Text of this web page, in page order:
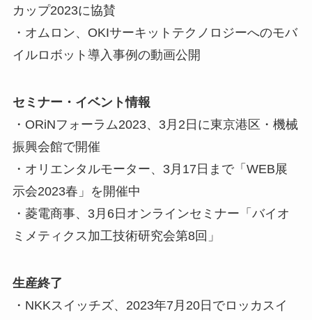
カップ2023に協賛
・オムロン、OKIサーキットテクノロジーへのモバ
イルロボット導入事例の動画公開
セミナー・イベント情報
・ORiNフォーラム2023、3月2日に東京港区・機械
振興会館で開催
・オリエンタルモーター、3月17日まで「WEB展
示会2023春」を開催中
・菱電商事、3月6日オンラインセミナー「バイオ
ミメティクス加工技術研究会第8回」
生産終了
・NKKスイッチズ、2023年7月20日でロッカスイ